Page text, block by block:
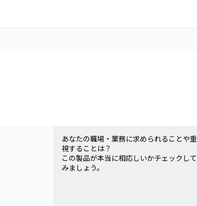
あなたの職場・業務に求められることや重
視することは？
この製品が本当に相応しいかチェックして
みましょう。